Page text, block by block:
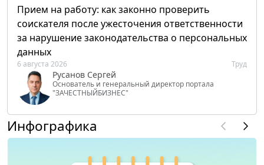
Прием на работу: как законно проверить
соискателя после ужесточения ответственности
за нарушение законодательства о персональных
данных
6 августа 2026 Труд
Русанов Сергей
Основатель и генеральный директор портала
"ЗАЧЕСТНЫЙБИЗНЕС"
Инфографика